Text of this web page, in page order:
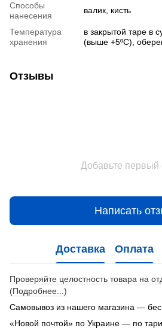
Способы
нанесения
валик, кисть
Температура
хранения
в закрытой таре в
(выше +5ºC),
Отзывы
Добавьте первый
Написать
Доставка Оплата
Проверяйте целостность товара на
(Подробнее...)
Самовывоз из нашего магазина —
«Новой почтой» по Украине — по